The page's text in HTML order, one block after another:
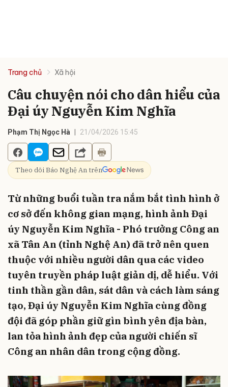
Trang chủ Xã hội
Câu chuyện nói cho dân hiểu của
Đại úy Nguyễn Kim Nghĩa
Phạm Thị Ngọc Hà 21/04/2026 15:45
Theo dõi Báo Nghệ An trên
Từ những buổi tuần tra nắm bắt tình hình ở
cơ sở đến không gian mạng, hình ảnh Đại
úy Nguyễn Kim Nghĩa - Phó trưởng Công an
xã Tân An (tỉnh Nghệ An) đã trở nên quen
thuộc với nhiều người dân qua các video
tuyên truyền pháp luật giản dị, dễ hiểu. Với
tinh thần gần dân, sát dân và cách làm sáng
tạo, Đại úy Nguyễn Kim Nghĩa cùng đồng
đội đã góp phần giữ gìn bình yên địa bàn,
lan tỏa hình ảnh đẹp của người chiến sĩ
Công an nhân dân trong cộng đồng.